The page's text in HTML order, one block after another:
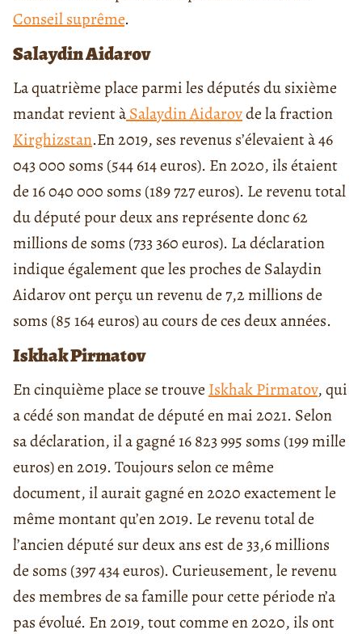
Conseil suprême.
Salaydin Aidarov
La quatrième place parmi les députés du sixième
mandat revient àSalaydin Aidarovde la fraction
Kirghizstan.En 2019, ses revenus s’élevaient à 46
043 000 soms (544 614 euros). En 2020, ils étaient
de 16 040 000 soms (189 727 euros). Le revenu total
du député pour deux ans représente donc 62
millions de soms (733 360 euros). La déclaration
indique également que les proches de Salaydin
Aidarovont perçu un revenu de 7,2 millions de
soms (85 164 euros) au cours de ces deux années.
Iskhak Pirmatov
En cinquième place se trouve Iskhak Pirmatov, qui
a cédé son mandat de député en mai 2021. Selon
sa déclaration, il a gagné 16 823 995 soms (199 mille
euros) en 2019. Toujours selon ce même
document, il aurait gagné en 2020 exactement le
même montant qu’en 2019. Le revenu total de
l’ancien député sur deux ans est de 33,6 millions
de soms (397 434 euros). Curieusement, le revenu
des membres de sa famille pour cette période n’a
pas évolué. En 2019, tout comme en 2020, ils ont